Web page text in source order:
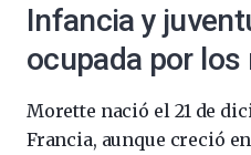
Infancia y
ocupada por los
Morette nació el 21 de
Francia, aunque creció